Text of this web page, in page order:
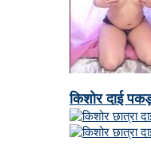
किशोर दाई